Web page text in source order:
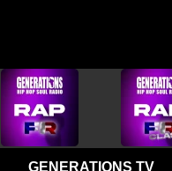
GENERATIONS TV